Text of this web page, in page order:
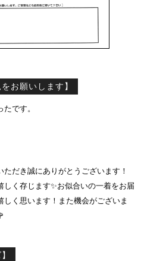
お願いします】
です。
だき誠にありがとうございます！
く存じます✨お似合いの一着をお届
く思います！また機会がございま